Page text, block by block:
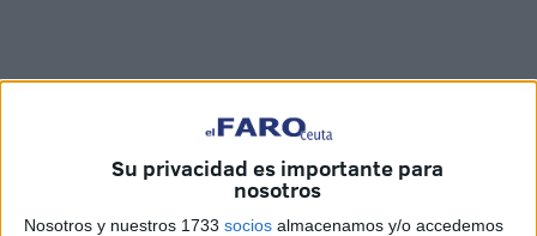
Su privacidad es importante para
nosotros
Nosotros y nuestros 1733 socios almacenamos y/o accedemos
Primero fueron Makura y Floky, ahora ha sido el turno para